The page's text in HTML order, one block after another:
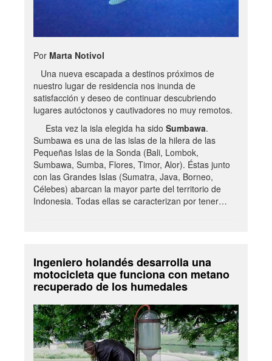
Por Marta Notivol
Una nueva escapada a destinos próximos de
nuestro lugar de residencia nos inunda de
satisfacción y deseo de continuar descubriendo
lugares autóctonos y cautivadores no muy remotos.
Esta vez la isla elegida ha sido Sumbawa.
Sumbawa es una de las islas de la hilera de las
Pequeñas Islas de la Sonda (Bali, Lombok,
Sumbawa, Sumba, Flores, Timor, Alor). Éstas junto
con las Grandes Islas (Sumatra, Java, Borneo,
Célebes) abarcan la mayor parte del territorio de
Indonesia. Todas ellas se caracterizan por tener…
Ingeniero holandés desarrolla una
motocicleta que funciona con metano
recuperado de los humedales